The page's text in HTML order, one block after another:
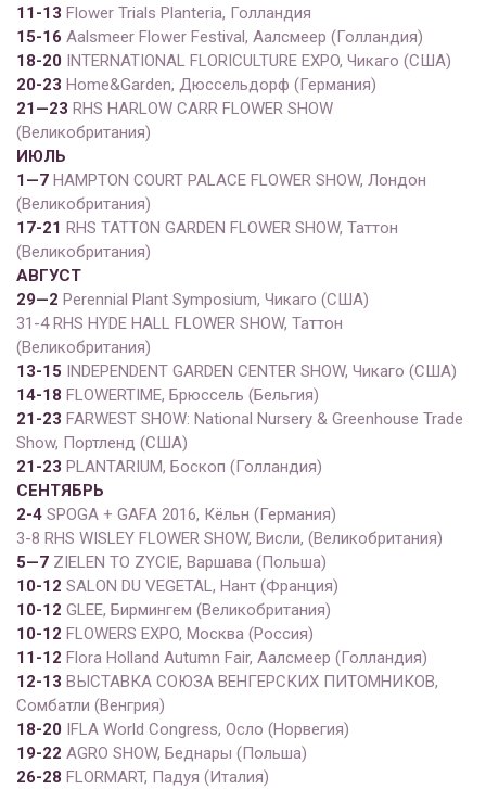
11-13 Flower Trials Planteria, Голландия
15-16 Aalsmeer Flower Festival, Аалсмеер (Голландия)
18-20 INTERNATIONAL FLORICULTURE EXPO, Чикаго (США)
20-23 Home&Garden, Дюссельдорф (Германия)
21—23 RHS HARLOW CARR FLOWER SHOW
(Великобритания)
ИЮЛЬ
1—7 HAMPTON COURT PALACE FLOWER SHOW, Лондон
(Великобритания)
17-21 RHS TATTON GARDEN FLOWER SHOW, Таттон
(Великобритания)
АВГУСТ
29—2 Perennial Plant Symposium, Чикаго (США)
31-4 RHS HYDE HALL FLOWER SHOW, Таттон
(Великобритания)
13-15 INDEPENDENT GARDEN CENTER SHOW, Чикаго (США)
14-18 FLOWERTIME, Брюссель (Бельгия)
21-23 FARWEST SHOW: National Nursery & Greenhouse Trade
Show, Портленд (США)
21-23 PLANTARIUM, Боскоп (Голландия)
СЕНТЯБРЬ
2-4 SPOGA + GAFA 2016, Кёльн (Германия)
3-8 RHS WISLEY FLOWER SHOW, Висли, (Великобритания)
5—7 ZIELEN TO ZYCIE, Варшава (Польша)
10-12 SALON DU VEGETAL, Нант (Франция)
10-12 GLEE, Бирмингем (Великобритания)
10-12 FLOWERS EXPO, Москва (Россия)
11-12 Flora Holland Autumn Fair, Аалсмеер (Голландия)
12-13 ВЫСТАВКА СОЮЗА ВЕНГЕРСКИХ ПИТОМНИКОВ,
Сомбатли (Венгрия)
18-20 IFLA World Congress, Осло (Норвегия)
19-22 AGRO SHOW, Беднары (Польша)
26-28 FLORMART, Падуя (Италия)